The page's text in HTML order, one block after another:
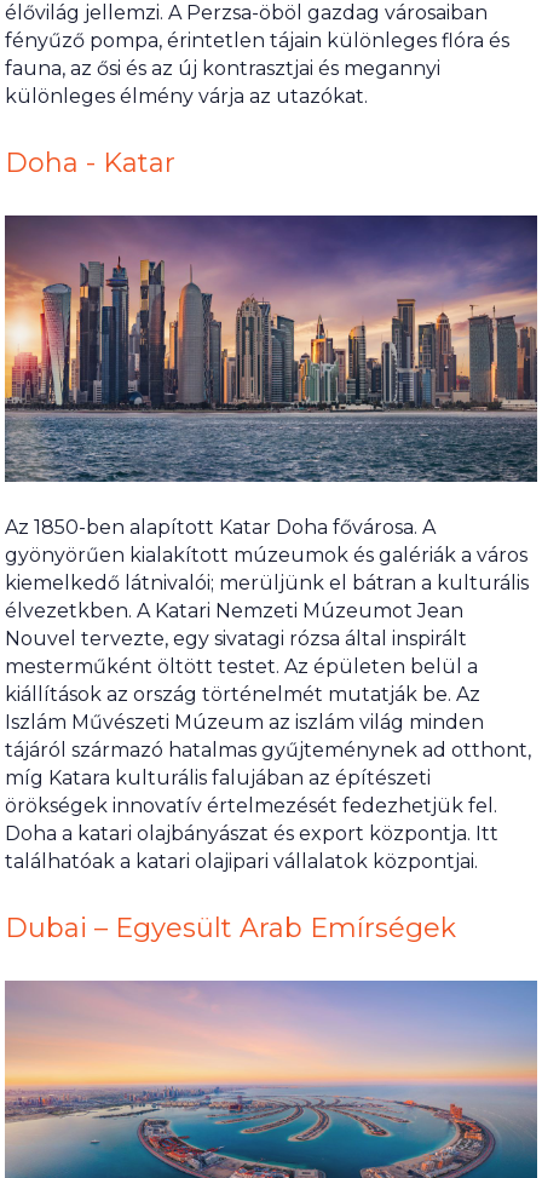
élővilág jellemzi. A Perzsa-öböl gazdag városaiban
fényűző pompa, érintetlen tájain különleges flóra és
fauna, az ősi és az új kontrasztjai és megannyi
különleges élmény várja az utazókat.
Doha - Katar
Az 1850-ben alapított Katar Doha fővárosa. A
gyönyörűen kialakított múzeumok és galériák a város
kiemelkedő látnivalói; merüljünk el bátran a kulturális
élvezetkben. A Katari Nemzeti Múzeumot Jean
Nouvel tervezte, egy sivatagi rózsa által inspirált
mesterműként öltött testet. Az épületen belül a
kiállítások az ország történelmét mutatják be. Az
Iszlám Művészeti Múzeum az iszlám világ minden
tájáról származó hatalmas gyűjteménynek ad otthont,
míg Katara kulturális falujában az építészeti
örökségek innovatív értelmezését fedezhetjük fel.
Doha a katari olajbányászat és export központja. Itt
találhatóak a katari olajipari vállalatok központjai.
Dubai – Egyesült Arab Emírségek